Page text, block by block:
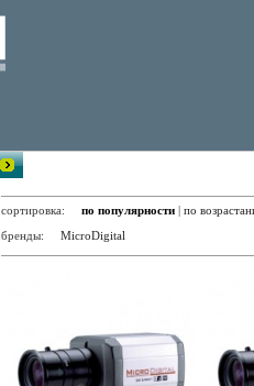
сортировка: по популярности | по
бренды: MicroDigital